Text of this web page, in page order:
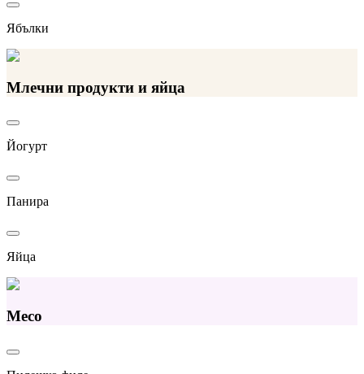
Ябълки
Млечни продукти и яйца
Йогурт
Панира
Яйца
Месо